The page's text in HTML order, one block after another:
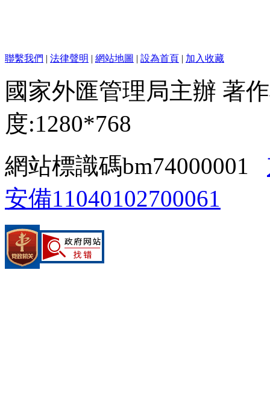
聯繫我們 | 法律聲明 | 網站地圖 | 設為首頁 | 加入收藏
國家外匯管理局主辦 著
度:1280*768
網站標識碼bm74000001
安備11040102700061